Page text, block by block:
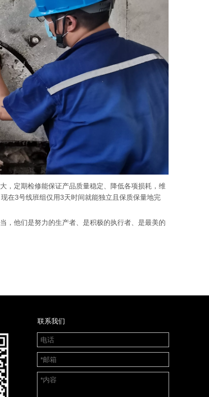
定期检修能保证产品质量稳定、降低各项损耗，维
在3号线班组仅用3天时间就能独立且保质保量地完
他们是努力的生产者、是积极的执行者、是最美的
联系我们